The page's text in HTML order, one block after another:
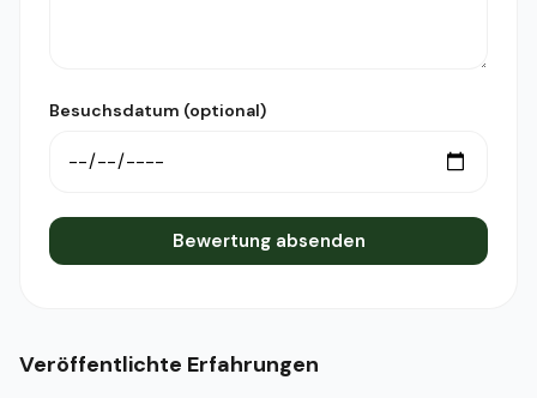
Besuchsdatum (optional)
Bewertung absenden
Veröffentlichte Erfahrungen